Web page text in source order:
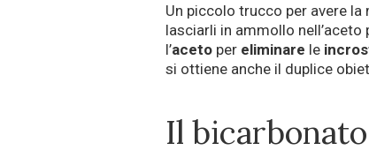
Un piccolo trucco per avere
lasciarli in ammollo
l’aceto per eliminare le
si ottiene anche il duplice
Il